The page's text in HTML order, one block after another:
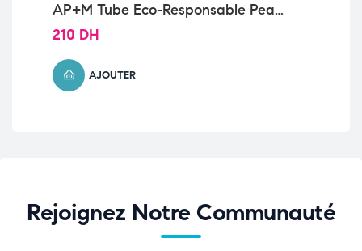
AP+M Tube Eco-Responsable Peau
Sèche et Eczéma Atopique | 200ml
210 DH
AJOUTER
Rejoignez Notre Communauté